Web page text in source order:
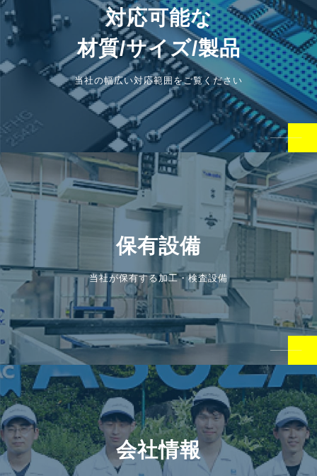
対応可能な
材質/サイズ/製品
当社の幅広い対応範囲をご覧ください
保有設備
当社が保有する加工・検査設備
会社情報